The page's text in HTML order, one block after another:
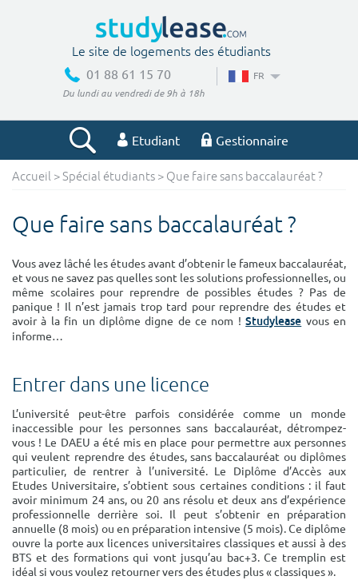
Le site de logements des étudiants
01 88 61 15 70
Du lundi au vendredi de 9h à 18h
FR
Etudiant Gestionnaire
Votre recherche
Ville, école
Budget min
€
Budget max
Surface min
m² m²
Type de location
Colocation
Votre date d'entrée
Accueil >Spécial étudiants > Que faire sans baccalauréat ?
Que faire sans baccalauréat ?
Vous avez lâché les études avant d’obtenir le fameux baccalauréat,
et vous ne savez pas quelles sont les solutions professionnelles, ou
même scolaires pour reprendre de possibles études ? Pas de
panique ! Il n’est jamais trop tard pour reprendre des études et
avoir à la fin un diplôme digne de ce nom !Studylease vous en
informe…
Entrer dans une licence
L’université peut-être parfois considérée comme un monde
inaccessible pour les personnes sans baccalauréat, détrompez-
vous ! Le DAEU a été mis en place pour permettre aux personnes
qui veulent reprendre des études, sans baccalauréat ou diplômes
particulier, de rentrer à l’université. Le Diplôme d’Accès aux
Etudes Universitaire, s’obtient sous certaines conditions : il faut
avoir minimum 24 ans, ou 20 ans résolu et deux ans d’expérience
professionnelle derrière soi. Il peut s’obtenir en préparation
annuelle (8 mois) ou en préparation intensive (5 mois). Ce diplôme
ouvre la porte aux licences universitaires classiques et aussi à des
BTS et des formations qui vont jusqu’au bac+3. Ce tremplin est
idéal si vous voulez retourner vers des études plus « classiques ».